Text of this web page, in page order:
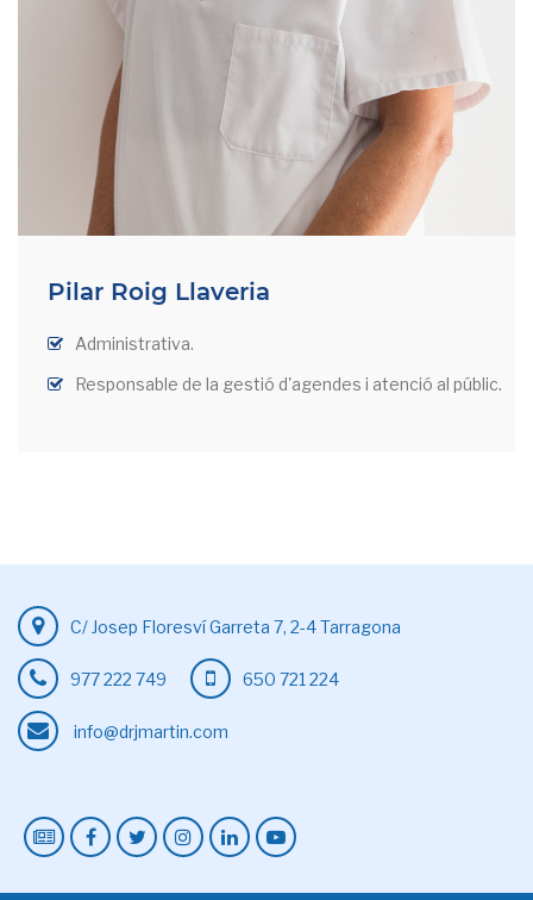
Pilar Roig Llaveria
Administrativa.
Responsable de la gestió d'agendes i atenció al públic.
C/ Josep Floresví Garreta 7, 2-4 Tarragona
977 222 749 650 721 224
info@drjmartin.com